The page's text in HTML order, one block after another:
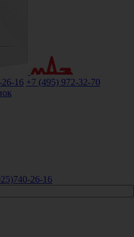
26-16 +7 (495) 972-32-70
740-26-16